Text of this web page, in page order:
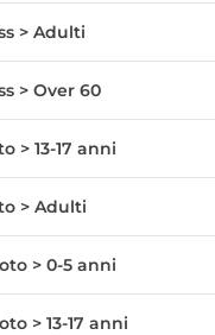
> Adulti
> Over 60
> 13-17 anni
> Adulti
> 0-5 anni
> 13-17 anni